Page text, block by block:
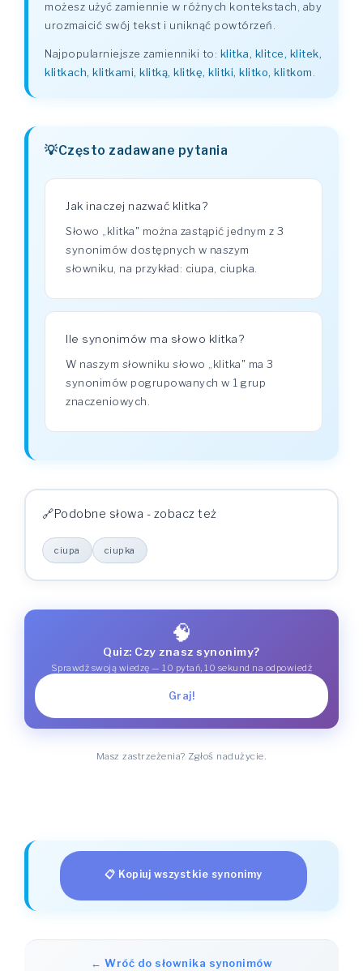
możesz użyć zamiennie w różnych kontekstach, aby
urozmaicić swój tekst i uniknąć powtórzeń.
Najpopularniejsze zamienniki to: klitka, klitce, klitek,
klitkach, klitkami, klitką, klitkę, klitki, klitko, klitkom
Często zadawane pytania
Jak inaczej nazwać klitka?
Słowo „klitka" można zastąpić jednym z 3
synonimów dostępnych w naszym
słowniku, na przykład: ciupa, ciupka.
Ile synonimów ma słowo klitka?
W naszym słowniku słowo „klitka" ma 3
synonimów pogrupowanych w 1 grup
znaczeniowych.
Podobne słowa - zobacz też
ciupa ciupka
🧠
Quiz: Czy znasz synonimy?
Sprawdź swoją wiedzę — 10 pytań, 10 sekund na odpowiedź
Graj!
Masz zastrzeżenia? Zgłoś nadużycie.
📋 Kopiuj wszystkie synonimy
← Wróć do słownika synonimów